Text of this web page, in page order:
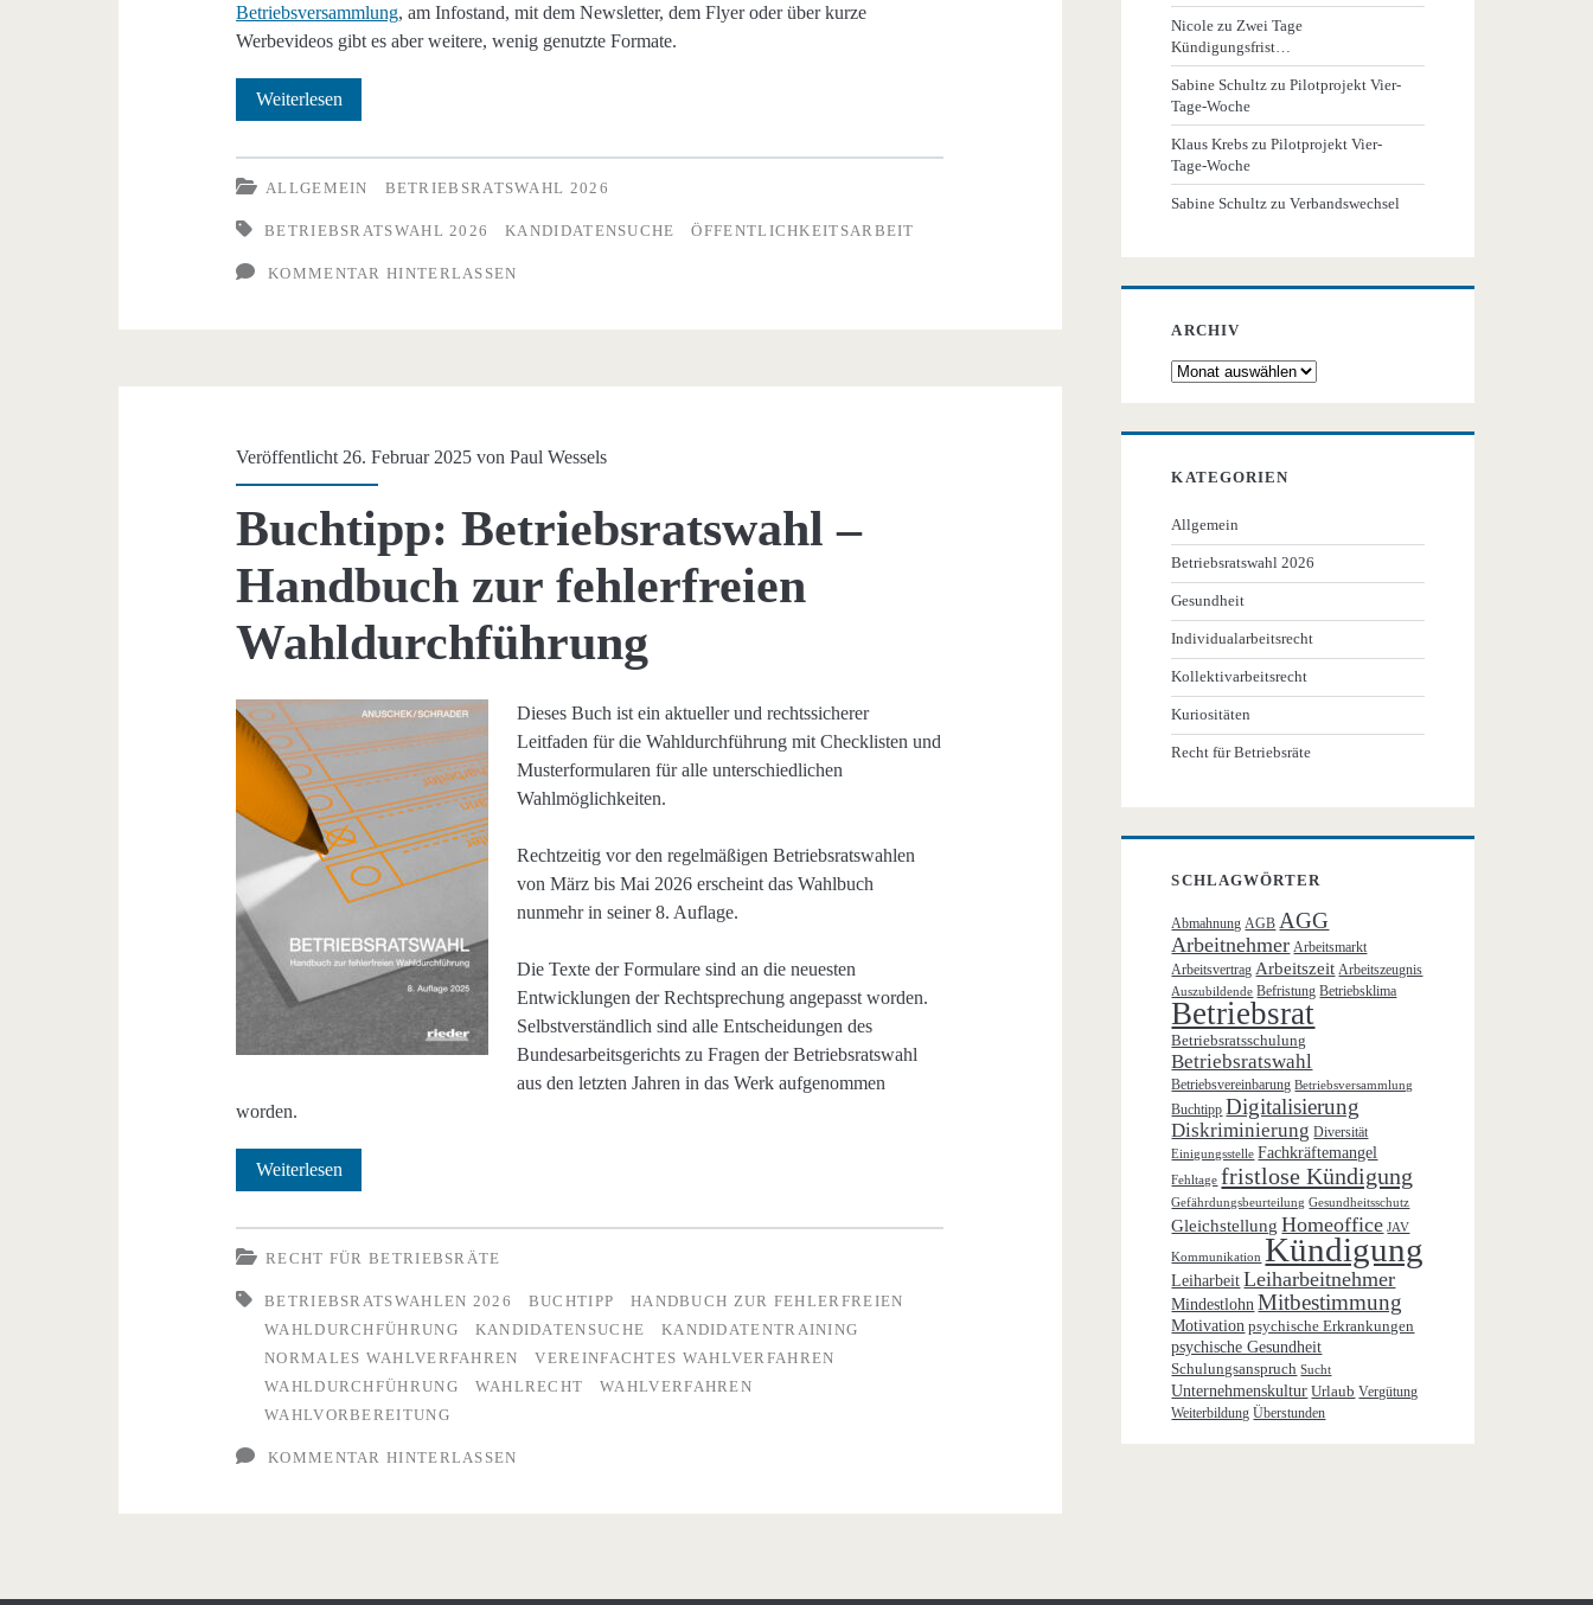
Betriebsversammlung, am Infostand, mit dem Newsletter, dem Flyer oder über kurze
Werbevideos gibt es aber weitere, wenig genutzte Formate.
WeiterlesenBetriebsratswahl
–
Kandidatensuche
mal
ALLGEMEIN BETRIEBSRATSWAHL 2026
BETRIEBSRATSWAHL 2026 KANDIDATENSUCHE ÖFFENTLICHKEITSARBEIT
KOMMENTAR HINTERLASSEN
Veröffentlicht 26. Februar 2025 vonPaul Wessels
Buchtipp: Betriebsratswahl –
Handbuch zur fehlerfreien
Wahldurchführung
Dieses Buch ist ein aktueller und rechtssicherer
Leitfaden für die Wahldurchführung mit Checklisten und
Musterformularen für alle unterschiedlichen
Wahlmöglichkeiten.
Rechtzeitig vor den regelmäßigen Betriebsratswahlen
von März bis Mai 2026 erscheint das Wahlbuch
nunmehr in seiner 8. Auflage.
Die Texte der Formulare sind an die neuesten
Entwicklungen der Rechtsprechung angepasst worden.
Selbstverständlich sind alle Entscheidungen des
Bundesarbeitsgerichts zu Fragen der Betriebsratswahl
aus den letzten Jahren in das Werk aufgenommen
worden.
WeiterlesenBuchtipp:
–
Handbuch
zur
fehlerfreien
Wahldurchführung
RECHT FÜR BETRIEBSRÄTE
BETRIEBSRATSWAHLEN 2026 BUCHTIPP
HANDBUCH ZUR FEHLERFREIEN
WAHLDURCHFÜHRUNG
KANDIDATENSUCHE
KANDIDATENTRAINING
NORMALES WAHLVERFAHREN
VEREINFACHTES WAHLVERFAHREN
WAHLDURCHFÜHRUNG
WAHLRECHT
WAHLVERFAHREN
WAHLVORBEREITUNG
KOMMENTAR HINTERLASSEN
Nicole zu Zwei Tage
Kündigungsfrist…
Sabine Schultz zuPilotprojekt Vier-
Tage-Woche
Klaus Krebs zuPilotprojekt Vier-
Tage-Woche
Sabine Schultz zuVerbandswechsel
ARCHIV
Archiv
KATEGORIEN
Allgemein
Betriebsratswahl 2026
Gesundheit
Individualarbeitsrecht
Kollektivarbeitsrecht
Kuriositäten
Recht für Betriebsräte
SCHLAGWÖRTER
Abmahnung AGB AGG
Arbeitnehmer Arbeitsmarkt
Arbeitsvertrag Arbeitszeit Arbeitszeugnis
Auszubildende Befristung Betriebsklima
Betriebsrat
Betriebsratsschulung
Betriebsratswahl
Betriebsvereinbarung Betriebsversammlung
Buchtipp Digitalisierung
Diskriminierung Diversität
Einigungsstelle Fachkräftemangel
Fehltage fristlose Kündigung
Gefährdungsbeurteilung Gesundheitsschutz
Gleichstellung Homeoffice JAV
Kommunikation Kündigung
Leiharbeit Leiharbeitnehmer
Mindestlohn Mitbestimmung
Motivation psychische Erkrankungen
psychische Gesundheit
Schulungsanspruch Sucht
Unternehmenskultur Urlaub Vergütung
Weiterbildung Überstunden